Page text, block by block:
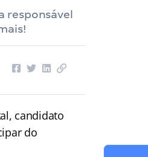
responsável
candidato
do